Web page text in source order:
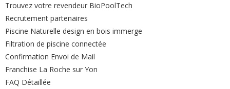
Trouvez votre revendeur BioPoolTech
Recrutement partenaires
Piscine Naturelle design en bois immerge
Filtration de piscine connectée
Confirmation Envoi de Mail
Franchise La Roche sur Yon
FAQ Détaillée